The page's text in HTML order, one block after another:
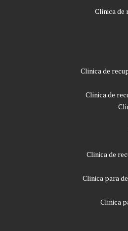
Clinica de
Clinica de
Clinica de
Clinica de
Clinica para
Clinica